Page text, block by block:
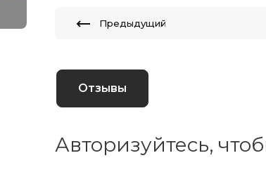
Предыдущий
Отзывы
Авторизуйтесь,